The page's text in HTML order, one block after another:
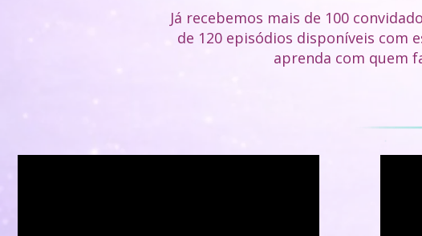
Já recebemos mais de 100
de 120 episódios disponíveis com
aprenda com quem